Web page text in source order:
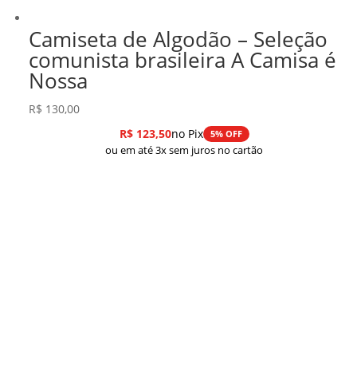
Camiseta de Algodão – Seleção
comunista brasileira A Camisa é
Nossa
R$ 130,00
R$123,50no Pix 5% OFF
ou em até 3x sem juros no cartão